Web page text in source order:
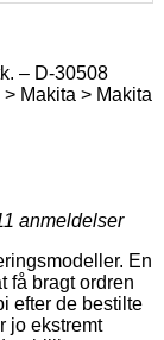
– D-30508
Makita > Makita
anmeldelser
En
få bragt ordren
efter de bestilte
jo ekstremt